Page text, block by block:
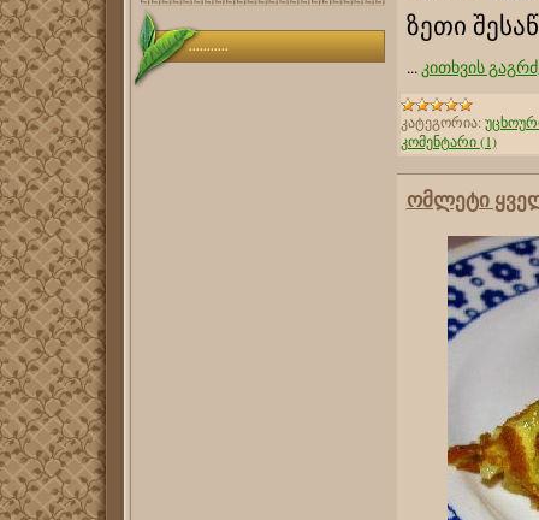
...........
ზეთი
...კითხვის
კატეგორია:
კომენტარი (1)
ომლეტი